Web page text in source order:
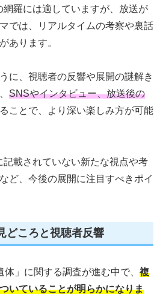
羅には適していますが、放送が
では、リアルタイムの考察や裏話
あります。
に、視聴者の反響や展開の謎解き
SNSやインタビュー、放送後の
ことで、より深い楽しみ方が可能
載されていない新たな視点や考
ど、今後の展開に注目すべきポイ
どころと視聴者反響
」に関する調査が進む中で、 複
いていることが明らかになりま